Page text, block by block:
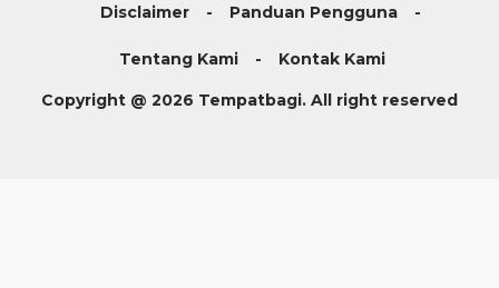
Disclaimer Panduan Pengguna
Tentang Kami Kontak Kami
Copyright @ 2026 Tempatbagi. All right reserved